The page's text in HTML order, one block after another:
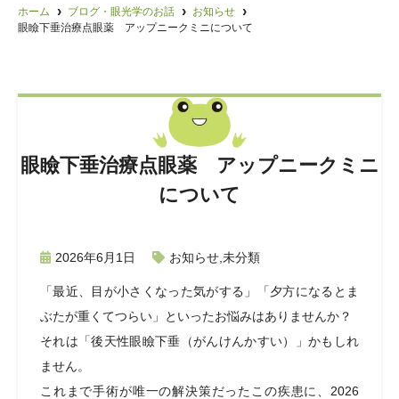
ホーム ブログ・眼光学のお話
お知らせ
眼瞼下垂治療点眼薬 アップニークミニについて
眼瞼下垂治療点眼薬 アップニークミニ
について
2026年6月1日 お知らせ 未分類
「最近、目が小さくなった気がする」「夕方になるとま
ぶたが重くてつらい」といったお悩みはありませんか？
それは「後天性眼瞼下垂（がんけんかすい）」かもしれ
ません。
これまで手術が唯一の解決策だったこの疾患に、2026